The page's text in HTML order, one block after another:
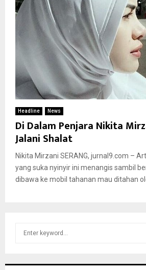
Headline News
Di Dalam Penjara Nikita
Jalani Shalat
Nikita Mirzani SERANG, jurnal9.com –
yang suka nyinyir ini menangis sambil
dibawa ke mobil tahanan mau ditahan